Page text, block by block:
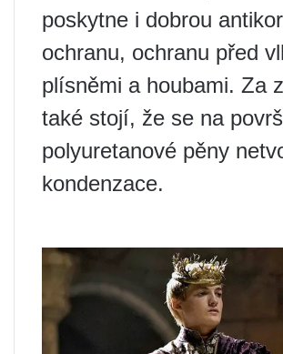
poskytne i dobrou
ochranu, ochranu před
plísněmi a houbami. Za
také stojí, že se na
polyuretanové pěny
kondenzace.